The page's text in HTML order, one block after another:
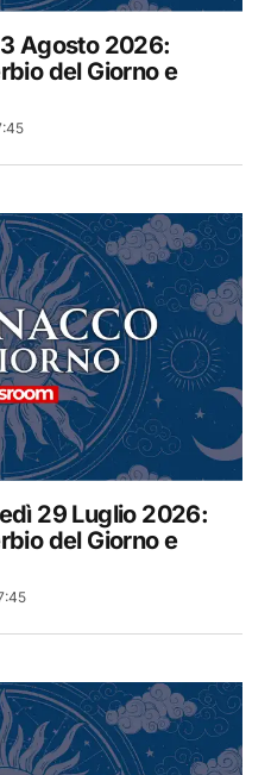
Agosto 2026:
del Giorno e
29 Luglio 2026:
del Giorno e